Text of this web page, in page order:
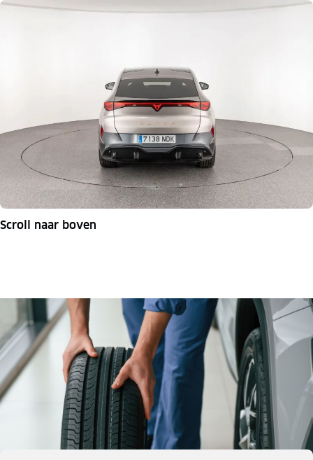
Scroll naar boven